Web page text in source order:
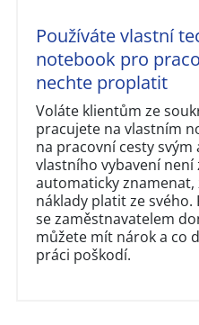
Používáte vlastní
notebook pro
nechte proplatit
Voláte klientům ze
pracujete na vlastním
na pracovní cesty svým
vlastního vybavení není
automaticky
náklady platit ze
se zaměstnavatelem
můžete mít nárok a co
práci poškodí.